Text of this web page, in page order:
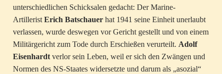
unterschiedlichen Schicksalen gedacht: Der Marine-
Artillerist Erich Batschauer hat 1941 seine Einheit unerlaubt
verlassen, wurde deswegen vor Gericht gestellt und von einem
Militärgericht zum Tode durch Erschießen verurteilt. Adolf
Eisenhardt verlor sein Leben, weil er sich den Zwängen und
Normen des NS-Staates widersetzte und darum als „asozial“